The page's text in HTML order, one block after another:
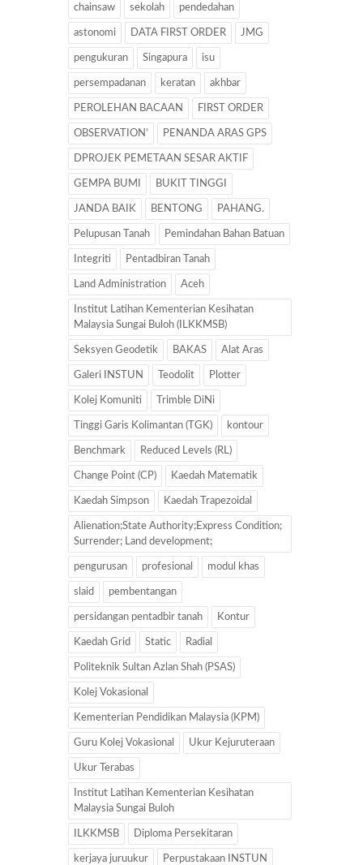
chainsaw sekolah pendedahan
astonomi DATA FIRST ORDER JMG
pengukuran Singapura isu
persempadanan keratan akhbar
PEROLEHAN BACAAN FIRST ORDER
OBSERVATION’ PENANDA ARAS GPS
DPROJEK PEMETAAN SESAR AKTIF
GEMPA BUMI BUKIT TINGGI
JANDA BAIK BENTONG PAHANG.
Pelupusan Tanah Pemindahan Bahan Batuan
Integriti Pentadbiran Tanah
Land Administration Aceh
Institut Latihan Kementerian Kesihatan
Malaysia Sungai Buloh (ILKKMSB)
Seksyen Geodetik BAKAS Alat Aras
Galeri INSTUN Teodolit Plotter
Kolej Komuniti Trimble DiNi
Tinggi Garis Kolimantan (TGK) kontour
Benchmark Reduced Levels (RL)
Change Point (CP) Kaedah Matematik
Kaedah Simpson Kaedah Trapezoidal
Alienation;State Authority;Express Condition;
Surrender; Land development;
pengurusan profesional modul khas
slaid pembentangan
persidangan pentadbir tanah Kontur
Kaedah Grid Static Radial
Politeknik Sultan Azlan Shah (PSAS)
Kolej Vokasional
Kementerian Pendidikan Malaysia (KPM)
Guru Kolej Vokasional Ukur Kejuruteraan
Ukur Terabas
Institut Latihan Kementerian Kesihatan
Malaysia Sungai Buloh
ILKKMSB Diploma Persekitaran
kerjaya juruukur Perpustakaan INSTUN